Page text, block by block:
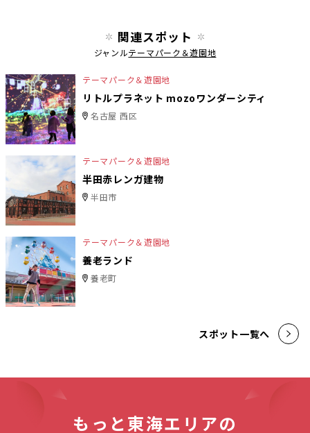
関連スポット
ジャンルテーマパーク＆遊園地
テーマパーク＆遊園地
リトルプラネット mozoワンダーシティ
名古屋 西区
テーマパーク＆遊園地
半田赤レンガ建物
半田市
テーマパーク＆遊園地
養老ランド
養老町
スポット一覧へ
もっと東海エリアの